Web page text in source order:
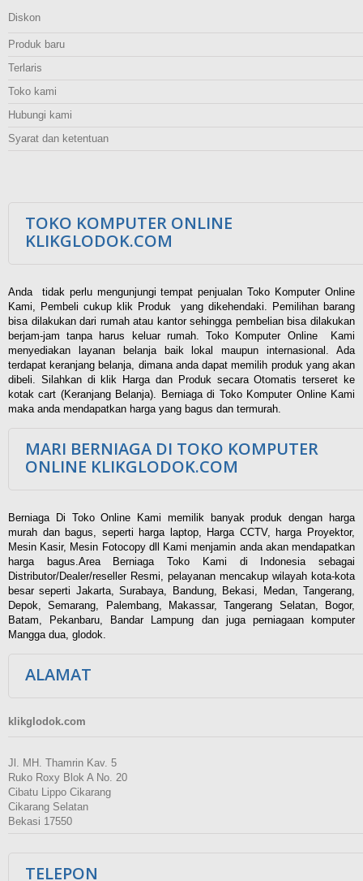
Diskon
Produk baru
Terlaris
Toko kami
Hubungi kami
Syarat dan ketentuan
TOKO KOMPUTER ONLINE
KLIKGLODOK.COM
Anda tidak perlu mengunjungi tempat penjualan Toko Komputer Online
Kami, Pembeli cukup klik Produk yang dikehendaki. Pemilihan barang
bisa dilakukan dari rumah atau kantor sehingga pembelian bisa dilakukan
berjam-jam tanpa harus keluar rumah. Toko Komputer Online Kami
menyediakan layanan belanja baik lokal maupun internasional. Ada
terdapat keranjang belanja, dimana anda dapat memilih produk yang akan
dibeli. Silahkan di klik Harga dan Produk secara Otomatis terseret ke
kotak cart (Keranjang Belanja). Berniaga di Toko Komputer Online Kami
maka anda mendapatkan harga yang bagus dan termurah.
MARI BERNIAGA DI TOKO KOMPUTER
ONLINE KLIKGLODOK.COM
Berniaga Di Toko Online Kami memilik banyak produk dengan harga
murah dan bagus, seperti harga laptop, Harga CCTV, harga Proyektor,
Mesin Kasir, Mesin Fotocopy dll Kami menjamin anda akan mendapatkan
harga bagus.Area Berniaga Toko Kami di Indonesia sebagai
Distributor/Dealer/reseller Resmi, pelayanan mencakup wilayah kota-kota
besar seperti Jakarta, Surabaya, Bandung, Bekasi, Medan, Tangerang,
Depok, Semarang, Palembang, Makassar, Tangerang Selatan, Bogor,
Batam, Pekanbaru, Bandar Lampung dan juga perniagaan komputer
Mangga dua, glodok.
ALAMAT
klikglodok.com
Jl. MH. Thamrin Kav. 5
Ruko Roxy Blok A No. 20
Cibatu Lippo Cikarang
Cikarang Selatan
Bekasi 17550
TELEPON